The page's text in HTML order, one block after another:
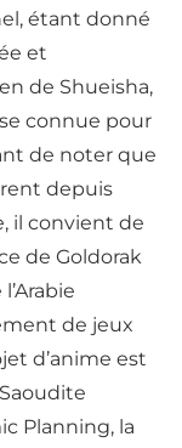
étant donné
et
de Shueisha,
connue pour
de noter que
depuis
il convient de
de Goldorak
de jeux
d’anime est
Planning, la